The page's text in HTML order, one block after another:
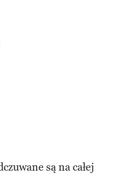
są na całej